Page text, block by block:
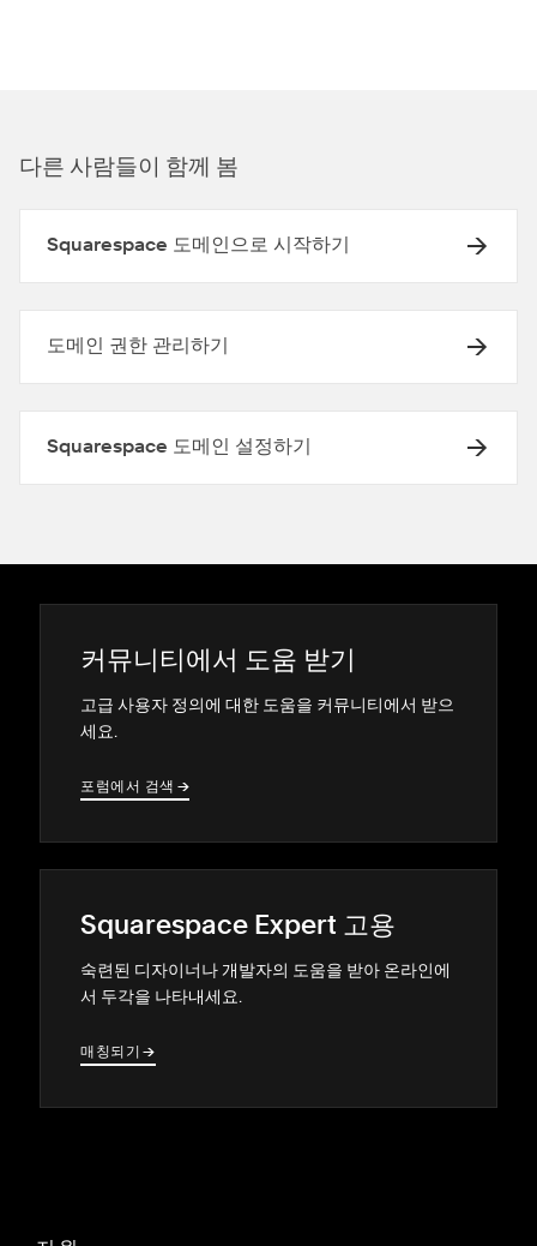
다른 사람들이 함께 봄
Squarespace 도메인으로 시작하기
도메인 권한 관리하기
Squarespace 도메인 설정하기
커뮤니티에서 도움 받기
고급 사용자 정의에 대한 도움을 커뮤니티에서 받으
세요.
포럼에서 검색 →
→
Squarespace Expert 고용
숙련된 디자이너나 개발자의 도움을 받아 온라인에
서 두각을 나타내세요.
매칭되기 →
→